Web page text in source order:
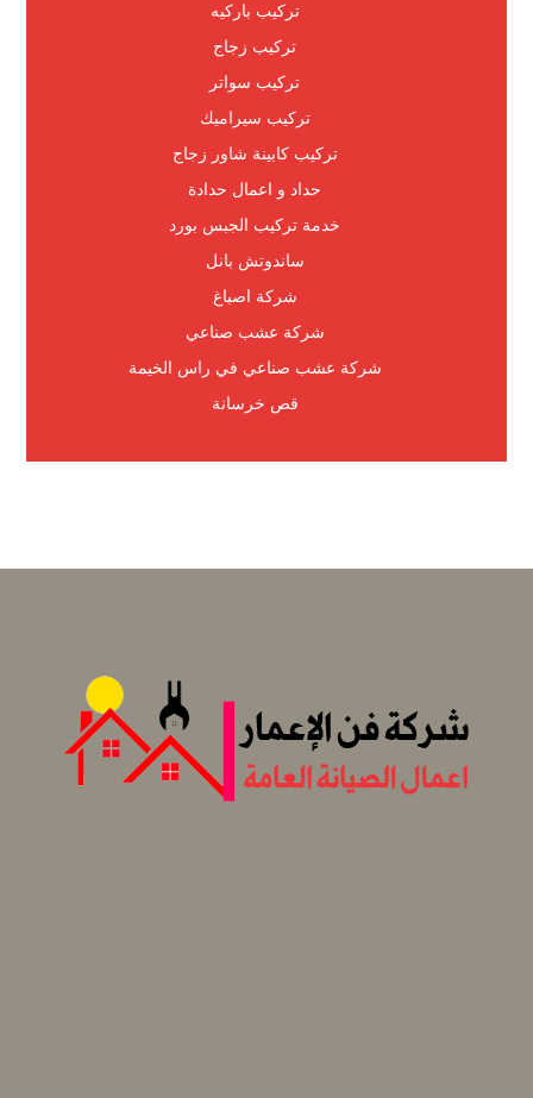
تركيب باركيه
تركيب زجاج
تركيب سواتر
تركيب سيراميك
تركيب كابينة شاور زجاج
حداد و اعمال حدادة
خدمة تركيب الجبس بورد
ساندوتش بانل
شركة اصباغ
شركة عشب صناعي
شركة عشب صناعي في راس الخيمة
قص خرسانة